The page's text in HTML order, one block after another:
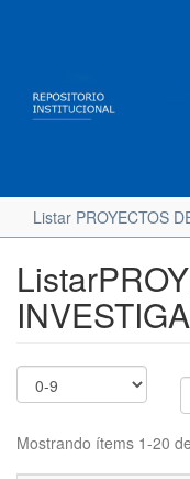
Listar PROYECTOS
Mostrando ítems 1-20